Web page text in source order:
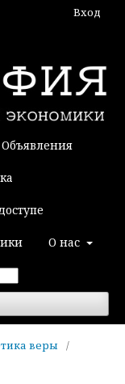
Объявления
О нас
Вход
веры
/